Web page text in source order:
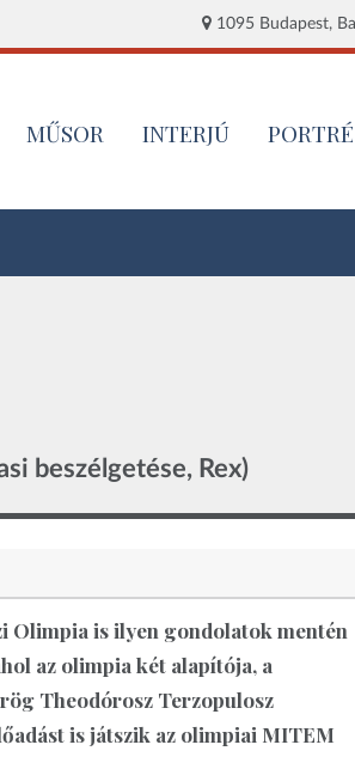
1095 Budapest,
MŰSOR INTERJÚ PORTRÉ
beszélgetése, Rex)
Olimpia is ilyen gondolatok mentén
az olimpia két alapítója, a
Theodórosz Terzopulosz
is játszik az olimpiai MITEM